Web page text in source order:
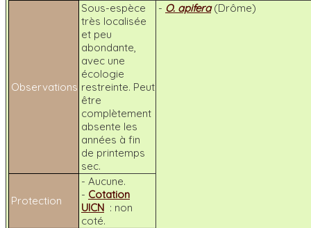
Observations
Sous-espèce
très localisée
et peu
abondante,
avec une
écologie
restreinte. Peut
être
complètement
absente les
années à fin
de printemps
sec.
- O. apifera(Drôme)
Protection
- Aucune.
- Cotation
UICN : non
coté.